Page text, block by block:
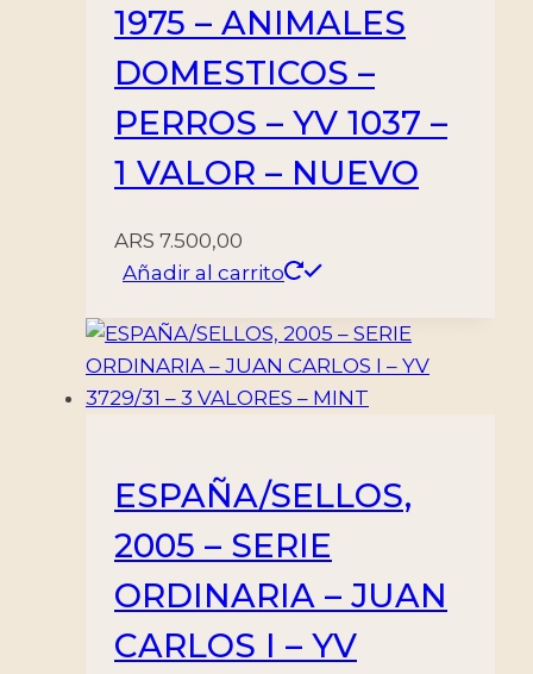
1975 – ANIMALES
DOMESTICOS –
PERROS – YV 1037 –
1 VALOR – NUEVO
ARS 7.500,00
Añadir al carrito
ESPAÑA/SELLOS,
2005 – SERIE
ORDINARIA – JUAN
CARLOS I – YV